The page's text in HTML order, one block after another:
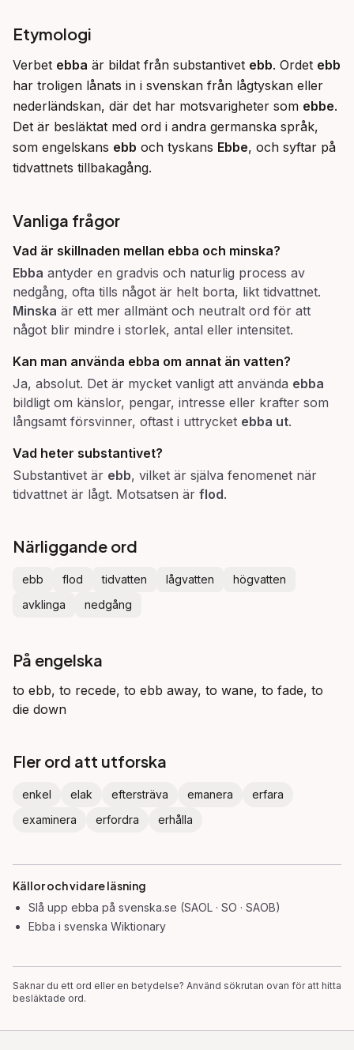
Etymologi
Verbet ebba är bildat från substantivet ebb. Ordet ebb
har troligen lånats in i svenskan från lågtyskan eller
nederländskan, där det har motsvarigheter som ebbe.
Det är besläktat med ord i andra germanska språk,
som engelskans ebb och tyskans Ebbe, och syftar på
tidvattnets tillbakagång.
Vanliga frågor
Vad är skillnaden mellan ebba och minska?
Ebba antyder en gradvis och naturlig process av
nedgång, ofta tills något är helt borta, likt tidvattnet.
Minska är ett mer allmänt och neutralt ord för att
något blir mindre i storlek, antal eller intensitet.
Kan man använda ebba om annat än vatten?
Ja, absolut. Det är mycket vanligt att använda ebba
bildligt om känslor, pengar, intresse eller krafter som
långsamt försvinner, oftast i uttrycket ebba ut.
Vad heter substantivet?
Substantivet är ebb, vilket är själva fenomenet när
tidvattnet är lågt. Motsatsen är flod.
Närliggande ord
ebb flod tidvatten lågvatten
högvatten
avklinga
nedgång
På engelska
to ebb, to recede, to ebb away, to wane, to fade, to
die down
Fler ord att utforska
enkel elak eftersträva emanera
erfara
examinera
erfordra erhålla
Källor och vidare läsning
Slå upp ebba på svenska.se (SAOL · SO · SAOB)
Ebba i svenska Wiktionary
Saknar du ett ord eller en betydelse? Använd sökrutan ovan för att hitta
besläktade ord.